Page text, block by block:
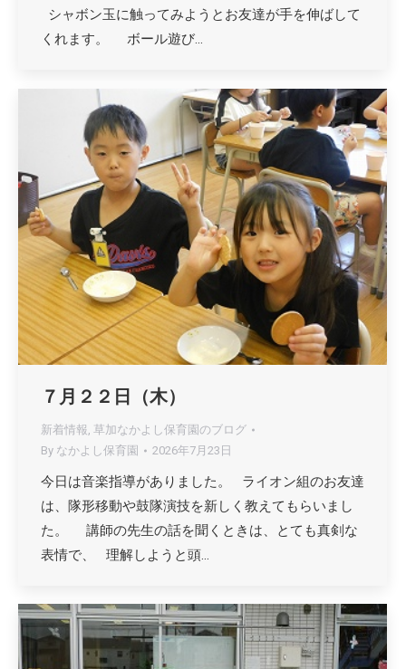
シャボン玉に触ってみようとお友達が手を伸ばして
くれます。 ボール遊び…
７月２２日（木）
新着情報, 草加なかよし保育園のブログ
By なかよし保育園 2026年7月23日
今日は音楽指導がありました。 ライオン組のお友達
は、隊形移動や鼓隊演技を新しく教えてもらいまし
た。 講師の先生の話を聞くときは、とても真剣な
表情で、 理解しようと頭…